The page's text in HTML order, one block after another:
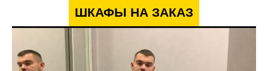
ШКАФЫ НА ЗАКАЗ